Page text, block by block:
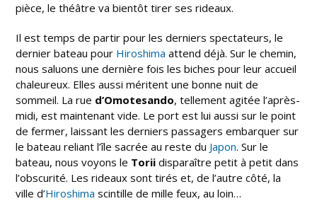
pièce, le théâtre va bientôt tirer ses rideaux.
Il est temps de partir pour les derniers spectateurs, le
dernier bateau pour Hiroshima attend déjà. Sur le chemin,
nous saluons une dernière fois les biches pour leur accueil
chaleureux. Elles aussi méritent une bonne nuit de
sommeil. La rue d’Omotesando, tellement agitée l’après-
midi, est maintenant vide. Le port est lui aussi sur le point
de fermer, laissant les derniers passagers embarquer sur
le bateau reliant l’île sacrée au reste du Japon. Sur le
bateau, nous voyons le Torii disparaître petit à petit dans
l’obscurité. Les rideaux sont tirés et, de l’autre côté, la
ville d’Hiroshima scintille de mille feux, au loin…